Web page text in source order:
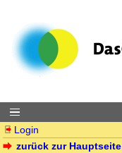
Login
zurück zur Hauptseite